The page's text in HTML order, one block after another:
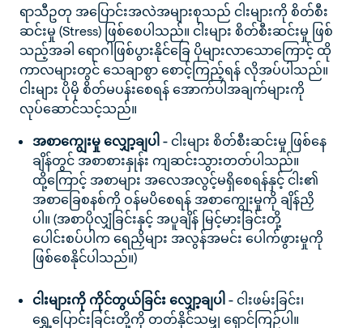
ရာသီဥတု အပြောင်းအလဲအများစုသည် ငါးများကို စိတ်စီး
ဆင်းမှု (Stress) ဖြစ်စေပါသည်။ ငါးများ စိတ်စီးဆင်းမှု ဖြစ်
သည့်အခါ ရောဂါဖြစ်ပွားနိုင်ခြေ ပိုများလာသောကြောင့် ထို
ကာလများတွင် သေချာစွာ စောင့်ကြည့်ရန် လိုအပ်ပါသည်။
ငါးများ ပိုမို စိတ်မပန်းစေရန် အောက်ပါအချက်များကို
လုပ်ဆောင်သင့်သည်။
အစာကျွေးမှု လျှော့ချပါ - ငါးများ စိတ်စီးဆင်းမှု ဖြစ်နေ
ချိန်တွင် အစာစားနှုန်း ကျဆင်းသွားတတ်ပါသည်။
ထို့ကြောင့် အစာများ အလေအလွင့်မရှိစေရန်နှင့် ငါး၏
အစာခြေစနစ်ကို ဝန်မပိစေရန် အစာကျွေးမှုကို ချိန်ညှိ
ပါ။ (အစာပိုလျှံခြင်းနှင့် အပူချိန် မြင့်မားခြင်းတို့
ပေါင်းစပ်ပါက ရေညှိများ အလွန်အမင်း ပေါက်ဖွားမှုကို
ဖြစ်စေနိုင်ပါသည်။)
ငါးများကို ကိုင်တွယ်ခြင်း လျှော့ချပါ - ငါးဖမ်းခြင်း၊
ရွှေ့ပြောင်းခြင်းတို့ကို တတ်နိုင်သမျှ ရှောင်ကြဉ်ပါ။